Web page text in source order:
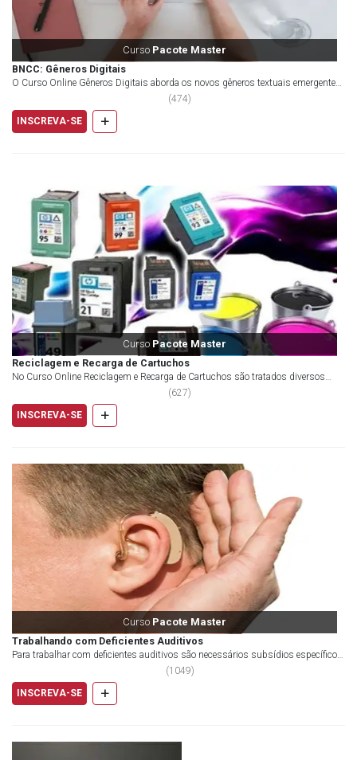
Curso Pacote Master
BNCC: Gêneros Digitais
O Curso Online Gêneros Digitais aborda os novos gêneros textuais emergentes
das novas tecnologias de informação e c...
(474)
INSCREVA-SE
+
Curso Pacote Master
Reciclagem e Recarga de Cartuchos
No Curso Online Reciclagem e Recarga de Cartuchos são tratados diversos
conteúdos relacionados à essa prática. Abor...
(627)
INSCREVA-SE
+
Curso Pacote Master
Trabalhando com Deficientes Auditivos
Para trabalhar com deficientes auditivos são necessários subsídios específicos
(1049)
INSCREVA-SE
+